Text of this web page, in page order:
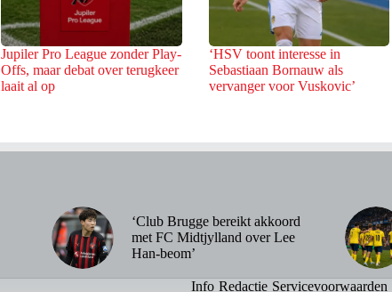
Jupiler Pro League zonder Play-
Offs, maar debat over terugkeer
laait al op
‘HSV toont interesse in
Sebastiaan Bornauw als
vervanger voor Vuskovic’
‘Club Brugge bereikt akkoord
met FC Midtjylland over Lee
Han-beom’
Info Redactie Servicevoorwaarden